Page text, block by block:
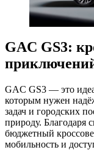
GAC GS3:
GAC GS3 — это
которым нужен
задач и городских
природу. Благодаря
бюджетный
мобильность и